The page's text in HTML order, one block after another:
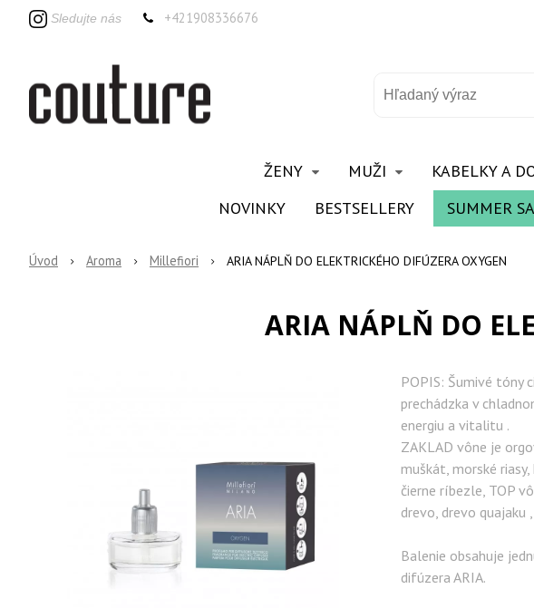
Sledujte nás +421908336676
ŽENY MUŽI KABELKY A
NOVINKY
BESTSELLERY SUMMER
Úvod Aroma Millefiori ARIA NÁPLŇ DO ELEKTRICKÉHO DIFÚZERA OXYGEN
ARIA NÁPLŇ DO
POPIS: Šumivé tóny
prechádzka v
energiu a vitalitu .
ZAKLAD vône je
muškát, morské
čierne ríbezle, TOP
drevo, drevo
Balenie obsahuje
difúzera ARIA.